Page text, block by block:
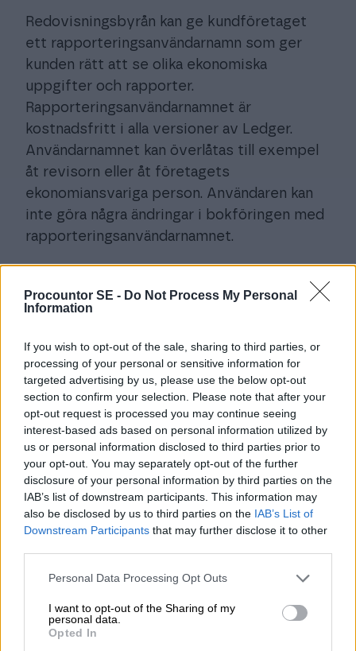
Procountor SE - Do Not Process My Personal
Information
If you wish to opt-out of the sale, sharing to third parties, or
processing of your personal or sensitive information for
targeted advertising by us, please use the below opt-out
section to confirm your selection. Please note that after your
opt-out request is processed you may continue seeing
interest-based ads based on personal information utilized by
us or personal information disclosed to third parties prior to
your opt-out. You may separately opt-out of the further
disclosure of your personal information by third parties on the
IAB’s list of downstream participants. This information may
also be disclosed by us to third parties on the IAB’s List of
Downstream Participants that may further disclose it to other
Please note that this website/app uses one or more Google
not limited to your visit or usage behaviour. You may click to
grant or deny consent to Google and its third-party tags to
use your data for below specified purposes in below Google
Personal Data Processing Opt Outs
I want to opt-out of the Sharing of my
personal data.
Opted In
Redovisningsbyrån kan ge kundföretaget
ett rapporteringsanvändarnamn som ger
kunden rätt att se olika ekonomiska
uppgifter och rapporter.
Rapporteringsanvändarnamnet är
kostnadsfritt i alla versioner av Ledger.
Användarnamnet kan överlåtas till exempel
åt revisorn eller åt företagets
ekonomiansvariga person. Användaren kan
inte göra några ändringar i bokföringen med
rapporteringsanvändarnamnet.
Funktioner och
prissättning
Procountor Ledger finns tillgänglig i versionerna
Basic, Plus och Premium. Versionerna innehåller
olika omfattande funktioner. Den önskade
produktversionen väljs i processen då man
Ledger har inga företags- eller